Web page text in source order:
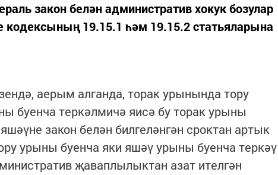
закон белән административ хокук бозулар
кодексының 19.15.1 һәм 19.15.2 статьяларына
аерым алганда, торак урынында тору
буенча теркәлмичә яисә бу торак урыны
закон белән билгеләнгән сроктан артык
урыны буенча яки яшәү урыны буенча теркәү
җаваплылыктан азат ителгән